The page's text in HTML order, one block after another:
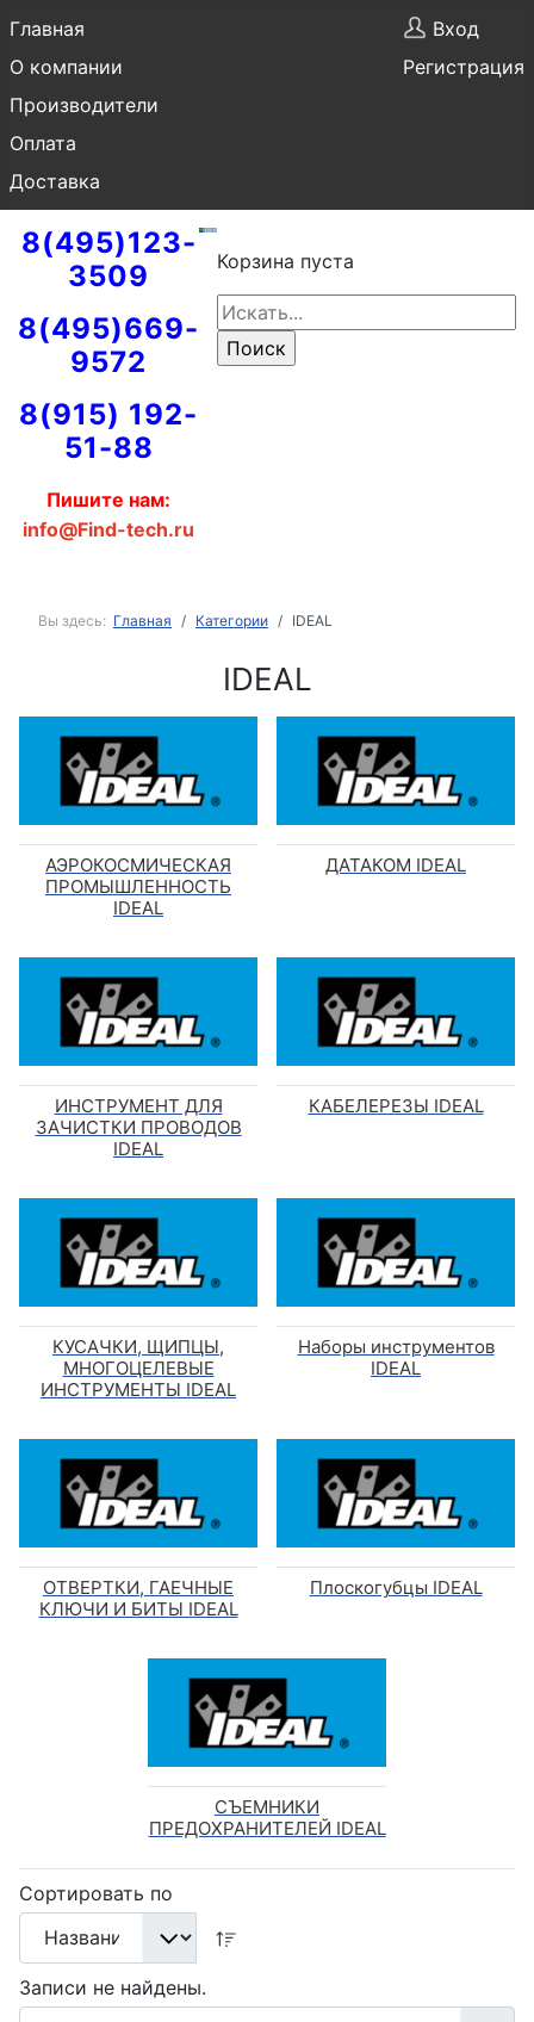
Главная
О компании
Производители
Оплата
Доставка
Вход
Регистрация
8(495)123-
3509
8(495)669-
9572
8(915) 192-
51-88
Пишите нам:
info@Find-tech.ru
Корзина пуста
Вы здесь: Главная Категории IDEAL
IDEAL
АЭРОКОСМИЧЕСКАЯ
ПРОМЫШЛЕННОСТЬ
IDEAL
ДАТАКОМ IDEAL
ИНСТРУМЕНТ ДЛЯ
ЗАЧИСТКИ ПРОВОДОВ
IDEAL
КАБЕЛЕРЕЗЫ IDEAL
КУСАЧКИ, ЩИПЦЫ,
МНОГОЦЕЛЕВЫЕ
ИНСТРУМЕНТЫ IDEAL
Наборы инструментов
IDEAL
ОТВЕРТКИ, ГАЕЧНЫЕ
КЛЮЧИ И БИТЫ IDEAL
Плоскогубцы IDEAL
СЪЕМНИКИ
ПРЕДОХРАНИТЕЛЕЙ IDEAL
Сортировать по
Записи не найдены.